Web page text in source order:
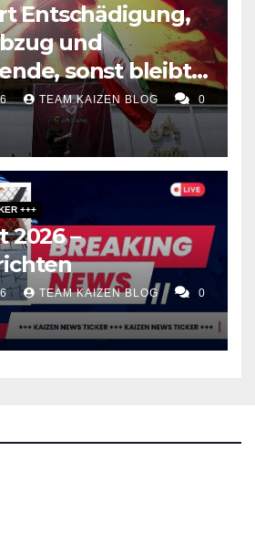
Entschädigung,
und
sonst bleibt
TEAM KAIZEN BLOG 0
+++
2026 –
TEAM KAIZEN BLOG 0